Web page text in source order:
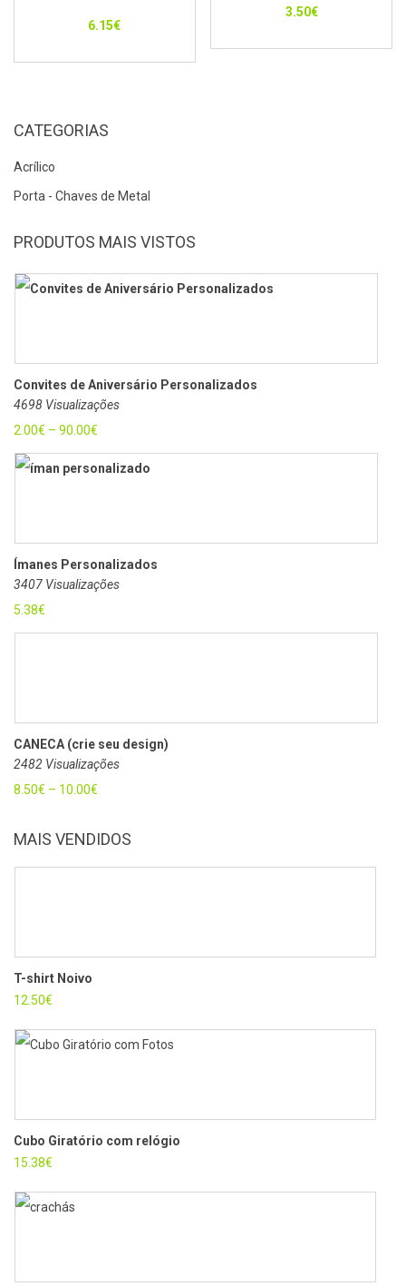
6.15€
3.50€
CATEGORIAS
Acrílico
Porta - Chaves de Metal
PRODUTOS MAIS VISTOS
Convites de Aniversário Personalizados
4698 Visualizações
2.00€ – 90.00€
Ímanes Personalizados
3407 Visualizações
5.38€
CANECA (crie seu design)
2482 Visualizações
8.50€ – 10.00€
MAIS VENDIDOS
T-shirt Noivo
12.50€
Cubo Giratório com relógio
15.38€